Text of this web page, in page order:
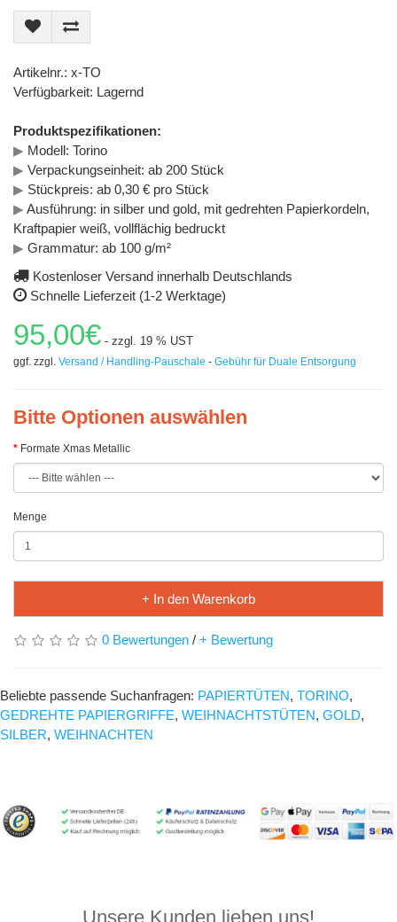
Artikelnr.: x-TO
Verfügbarkeit: Lagernd
Produktspezifikationen:
▶ Modell: Torino
▶ Verpackungseinheit: ab 200 Stück
▶ Stückpreis: ab 0,30 € pro Stück
▶ Ausführung: in silber und gold, mit gedrehten Papierkordeln,
Kraftpapier weiß, vollflächig bedruckt
▶ Grammatur: ab 100 g/m²
Kostenloser Versand innerhalb Deutschlands
Schnelle Lieferzeit (1-2 Werktage)
95,00€ - zzgl. 19 % UST
ggf. zzgl. Versand / Handling-Pauschale - Gebühr für Duale Entsorgung
Bitte Optionen auswählen
Formate Xmas Metallic
Menge
+ In den Warenkorb
0 Bewertungen / + Bewertung
Beliebte passende Suchanfragen: PAPIERTÜTEN, TORINO,
GEDREHTE PAPIERGRIFFE, WEIHNACHTSTÜTEN, GOLD,
SILBER, WEIHNACHTEN
Unsere Kunden lieben uns!